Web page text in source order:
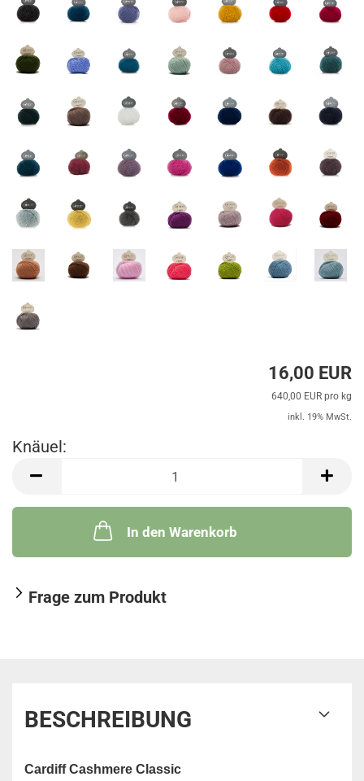
16,00 EUR
640,00 EUR pro kg
inkl. 19% MwSt.
Knäuel:
In den Warenkorb
Frage zum Produkt
BESCHREIBUNG
Cardiff Cashmere Classic